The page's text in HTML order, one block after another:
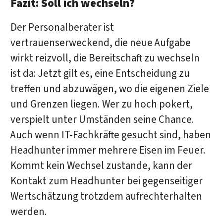
Fazit: Soll ich wechseln?
Der Personalberater ist
vertrauenserweckend, die neue Aufgabe
wirkt reizvoll, die Bereitschaft zu wechseln
ist da: Jetzt gilt es, eine Entscheidung zu
treffen und abzuwägen, wo die eigenen Ziele
und Grenzen liegen. Wer zu hoch pokert,
verspielt unter Umständen seine Chance.
Auch wenn IT-Fachkräfte gesucht sind, haben
Headhunter immer mehrere Eisen im Feuer.
Kommt kein Wechsel zustande, kann der
Kontakt zum Headhunter bei gegenseitiger
Wertschätzung trotzdem aufrechterhalten
werden.